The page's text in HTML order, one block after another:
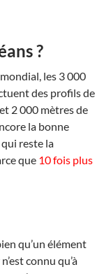
?
les 3 000
des profils de
2 000 mètres de
la bonne
reste la
que 10 fois plus
qu’un élément
connu qu’à